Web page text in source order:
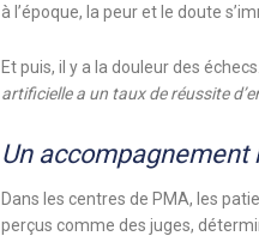
à l’époque, la peur et le doute
Et puis, il y a la douleur des
artificielle a un taux de réussite
Un accompagnement
Dans les centres de PMA, les
perçus comme des juges,